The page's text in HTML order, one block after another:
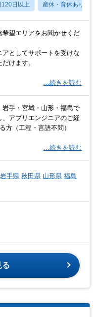
120日以上 産休・育休あり
望エリアをお聞かせくだ
アとしてサポートを受けな
けます。
…続きを読む
手・宮城・山形・福島で
、アプリエンジニアのご経
方（工程・言語不問）
…続きを読む
岩手県 秋田県 山形県 福島
る